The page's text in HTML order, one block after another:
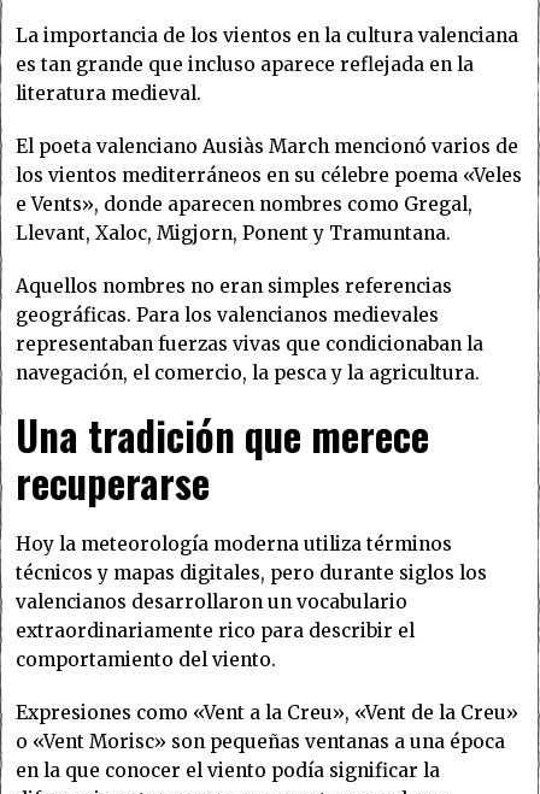
La importancia de los vientos en la cultura valenciana
es tan grande que incluso aparece reflejada en la
literatura medieval.
El poeta valenciano Ausiàs March mencionó varios de
los vientos mediterráneos en su célebre poema «Veles
e Vents», donde aparecen nombres como Gregal,
Llevant, Xaloc, Migjorn, Ponent y Tramuntana.
Aquellos nombres no eran simples referencias
geográficas. Para los valencianos medievales
representaban fuerzas vivas que condicionaban la
navegación, el comercio, la pesca y la agricultura.
Una tradición que merece
recuperarse
Hoy la meteorología moderna utiliza términos
técnicos y mapas digitales, pero durante siglos los
valencianos desarrollaron un vocabulario
extraordinariamente rico para describir el
comportamiento del viento.
Expresiones como «Vent a la Creu», «Vent de la Creu»
o «Vent Morisc» son pequeñas ventanas a una época
en la que conocer el viento podía significar la